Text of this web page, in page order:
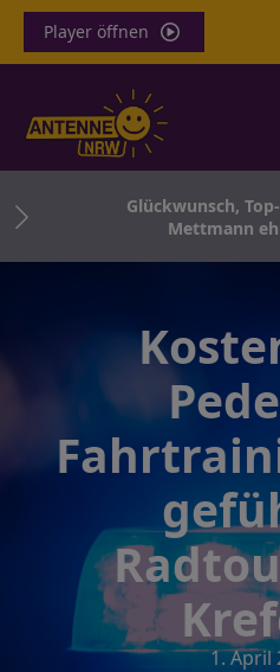
Player öffnen
Glückwunsch,
Mettmann
1. April